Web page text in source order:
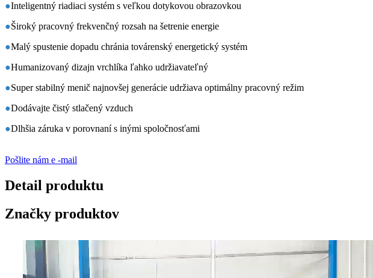
●Inteligentný riadiaci systém s veľkou dotykovou obrazovkou
●Široký pracovný frekvenčný rozsah na šetrenie energie
●Malý spustenie dopadu chránia továrenský energetický systém
●Humanizovaný dizajn vrchlíka ľahko udržiavateľný
●Super stabilný menič najnovšej generácie udržiava optimálny pracovný režim
●Dodávajte čistý stlačený vzduch
●Dlhšia záruka v porovnaní s inými spoločnosťami
Pošlite nám e -mail
Detail produktu
Značky produktov